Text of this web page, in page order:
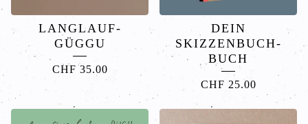
LANGLAUF-
GÜGGU
CHF35.00
DEIN
SKIZZENBUCH-
BUCH
CHF 25.00